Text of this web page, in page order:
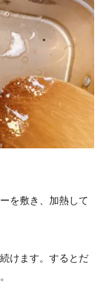
を敷き、加熱して
けます。するとだ